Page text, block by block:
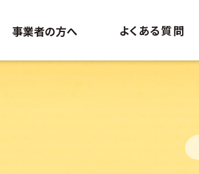
事業者の方へ よくある質問